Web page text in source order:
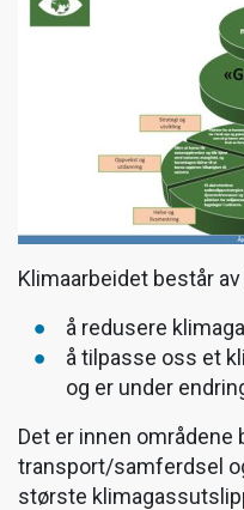
Klimaarbeidet består
å redusere
å tilpasse oss et
og er under
Det er innen områdene
transport/samferdsel
største